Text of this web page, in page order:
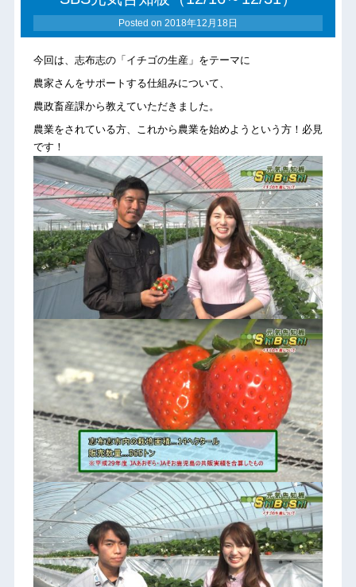
Posted on 2018年12月18日
今回は、志布志の「イチゴの生産」をテーマに
農家さんをサポートする仕組みについて、
農政畜産課から教えていただきました。
農業をされている方、これから農業を始めようという方！必見
です！